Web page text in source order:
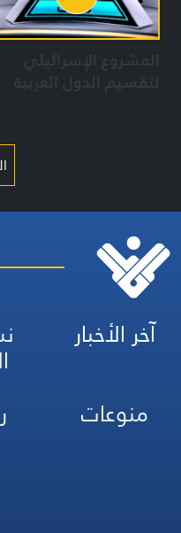
المشروع الإسرائيلي
لتقسيم الدول العربية
آخر الأخبار
منوعات